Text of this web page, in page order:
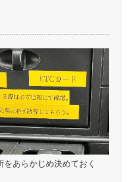
あらかじめ決めておく